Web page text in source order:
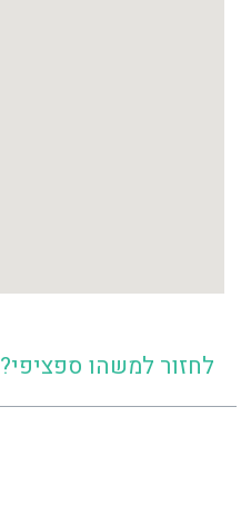
לחזור למשהו ספציפי?